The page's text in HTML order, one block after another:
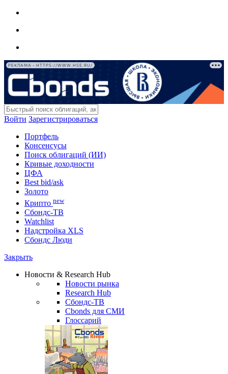
РЕКЛАМА • HTTPS://WWW.HSE.RU/
Войти Зарегистрироваться
Портфель
Консенсусы
Поиск облигаций (ИИ)
Кривые доходности
ЦФА
Best bid/ask
Золото
Крипто new
Сбондс-ТВ
Watchlist
Надстройка XLS
Сбондс Люди
Закрыть
Новости & Research Hub
Новости рынка
Research Hub
Сбондс-ТВ
Cbonds для СМИ
Глоссарий